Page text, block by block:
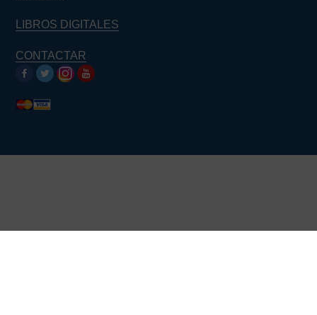
LIBROS DIGITALES
CONTACTAR